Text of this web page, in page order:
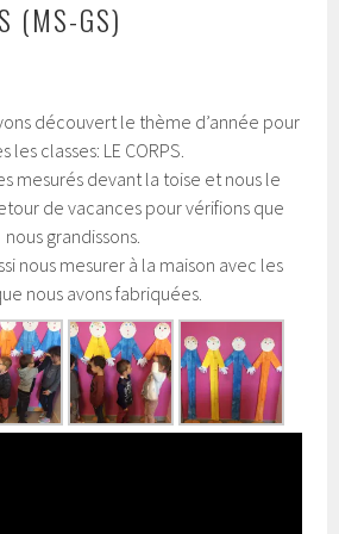
(MS-GS)
découvert le thème d’année pour
les classes: LE CORPS.
mesurés devant la toise et nous le
de vacances pour vérifions que
nous grandissons.
nous mesurer à la maison avec les
nous avons fabriquées.